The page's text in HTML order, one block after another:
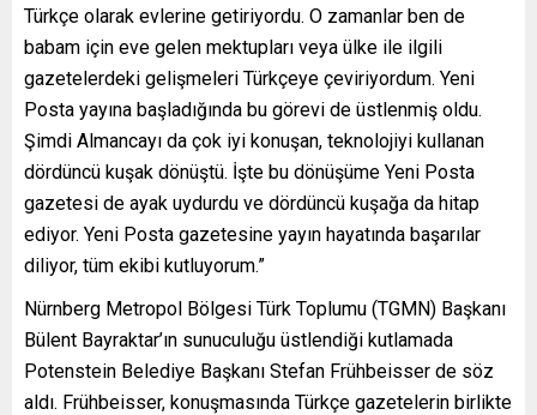
Türkçe olarak evlerine getiriyordu. O zamanlar ben de
babam için eve gelen mektupları veya ülke ile ilgili
gazetelerdeki gelişmeleri Türkçeye çeviriyordum. Yeni
Posta yayına başladığında bu görevi de üstlenmiş oldu.
Şimdi Almancayı da çok iyi konuşan, teknolojiyi kullanan
dördüncü kuşak dönüştü. İşte bu dönüşüme Yeni Posta
gazetesi de ayak uydurdu ve dördüncü kuşağa da hitap
ediyor. Yeni Posta gazetesine yayın hayatında başarılar
diliyor, tüm ekibi kutluyorum.”
Nürnberg Metropol Bölgesi Türk Toplumu (TGMN) Başkanı
Bülent Bayraktar’ın sunuculuğu üstlendiği kutlamada
Potenstein Belediye Başkanı Stefan Frühbeisser de söz
aldı. Frühbeisser, konuşmasında Türkçe gazetelerin birlikte